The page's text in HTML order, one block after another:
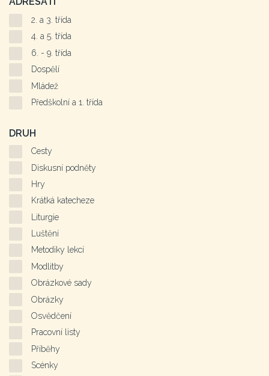
2. a 3. třída
4. a 5. třída
6. - 9. třída
Dospělí
Mládež
Předškolní a 1. třída
DRUH
Cesty
Diskusní podněty
Hry
Krátká katecheze
Liturgie
Luštění
Metodiky lekcí
Modlitby
Obrázkové sady
Obrázky
Osvědčení
Pracovní listy
Příběhy
Scénky